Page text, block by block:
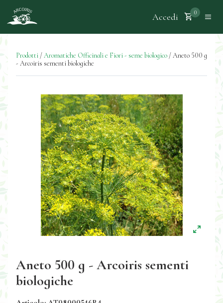
Accedi 0
Prodotti /Aromatiche Officinali e Fiori - seme biologico /Aneto 500 g
- Arcoiris sementi biologiche
Aneto 500 g - Arcoiris sementi
biologiche